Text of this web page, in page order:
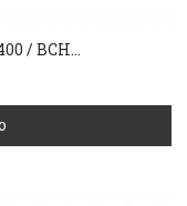
/ BCH...